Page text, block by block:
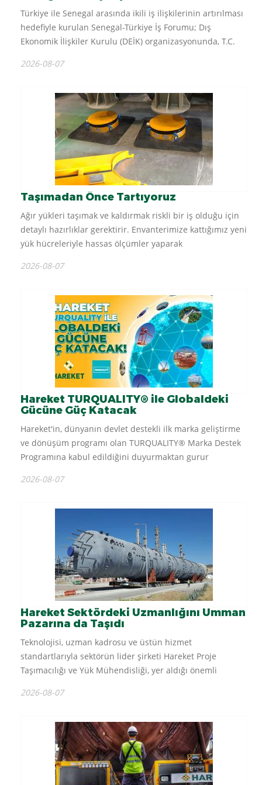
Türkiye ile Senegal arasında ikili iş ilişkilerinin artırılması
hedefiyle kurulan Senegal-Türkiye İş Forumu; Dış
Ekonomik İlişkiler Kurulu (DEİK) organizasyonunda, T.C.
Cumhuriyeti Cumhurbaşkanı Sn. Macky Sall,...
2026-08-07
Taşımadan Önce Tartıyoruz
Ağır yükleri taşımak ve kaldırmak riskli bir iş olduğu için
detaylı hazırlıklar gerektirir. Envanterimize kattığımız yeni
yük hücreleriyle hassas ölçümler yaparak
seviyeye indiriyoruz. Her...
2026-08-07
Hareket TURQUALITY® ile Globaldeki
Gücüne Güç Katacak
Hareket'in, dünyanın devlet destekli ilk marka geliştirme
ve dönüşüm programı olan TURQUALITY® Marka Destek
Programına kabul edildiğini duyurmaktan gurur
organizasyonel ve operasyonel rekabet gücünü...
2026-08-07
Hareket Sektördeki Uzmanlığını Umman
Pazarına da Taşıdı
Teknolojisi, uzman kadrosu ve üstün hizmet
standartlarıyla sektörün lider şirketi Hareket Proje
Taşımacılığı ve Yük Mühendisliği, yer aldığı önemli
Rafinerisi’ni de kattı. Rafinerinin...
2026-08-07